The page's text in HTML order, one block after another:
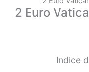
2 Euro
Indice